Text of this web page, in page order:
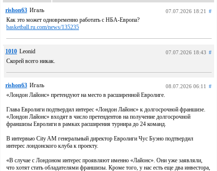
rishon63 Игаль 07.07.2026 18:21 #
Как это может одновременно работать с НБА-Европа?
basketball.ru.com/news/135235
1010 Leonid 07.07.2026 18:43 #
Скорей всего никак.
rishon63 Игаль 08.07.2026 06:11 #
«Лондон Лайонс» претендуют на место в расширенной Евролиге.
Глава Евролиги подтвердил интерес «Лондон Лайонс» к долгосрочной франшизе.
«Лондон Лайонс» входят в число претендентов на получение долгосрочной
франшизы Евролиги в рамках расширения турнира до 24 команд.
В интервью City AM генеральный директор Евролиги Чус Буэно подтвердил
интерес лондонского клуба к проекту.
«В случае с Лондоном интерес проявляют именно «Лайонс». Они уже заявляли,
что хотят стать обладателями франшизы. Кроме того, у нас есть еще два инвестора,